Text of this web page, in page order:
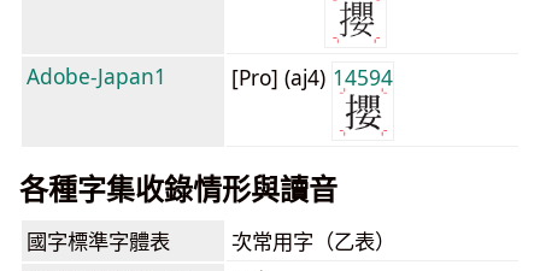
Adobe-Japan1 [Pro] (aj4) 14594
各種字集收錄情形與讀音
國字標準字體表 次常用字（乙表）